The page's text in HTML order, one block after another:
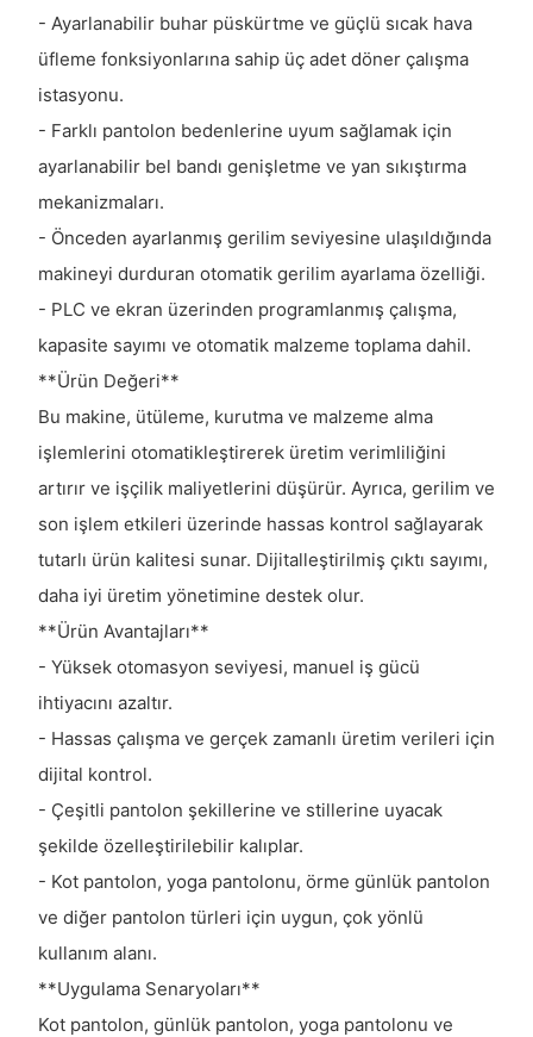
- Ayarlanabilir buhar püskürtme ve güçlü sıcak hava
üfleme fonksiyonlarına sahip üç adet döner çalışma
istasyonu.
- Farklı pantolon bedenlerine uyum sağlamak için
ayarlanabilir bel bandı genişletme ve yan sıkıştırma
mekanizmaları.
- Önceden ayarlanmış gerilim seviyesine ulaşıldığında
makineyi durduran otomatik gerilim ayarlama özelliği.
- PLC ve ekran üzerinden programlanmış çalışma,
kapasite sayımı ve otomatik malzeme toplama dahil.
**Ürün Değeri**
Bu makine, ütüleme, kurutma ve malzeme alma
işlemlerini otomatikleştirerek üretim verimliliğini
artırır ve işçilik maliyetlerini düşürür. Ayrıca, gerilim ve
son işlem etkileri üzerinde hassas kontrol sağlayarak
tutarlı ürün kalitesi sunar. Dijitalleştirilmiş çıktı sayımı,
daha iyi üretim yönetimine destek olur.
**Ürün Avantajları**
- Yüksek otomasyon seviyesi, manuel iş gücü
ihtiyacını azaltır.
- Hassas çalışma ve gerçek zamanlı üretim verileri için
dijital kontrol.
- Çeşitli pantolon şekillerine ve stillerine uyacak
şekilde özelleştirilebilir kalıplar.
- Kot pantolon, yoga pantolonu, örme günlük pantolon
ve diğer pantolon türleri için uygun, çok yönlü
kullanım alanı.
**Uygulama Senaryoları**
Kot pantolon, günlük pantolon, yoga pantolonu ve